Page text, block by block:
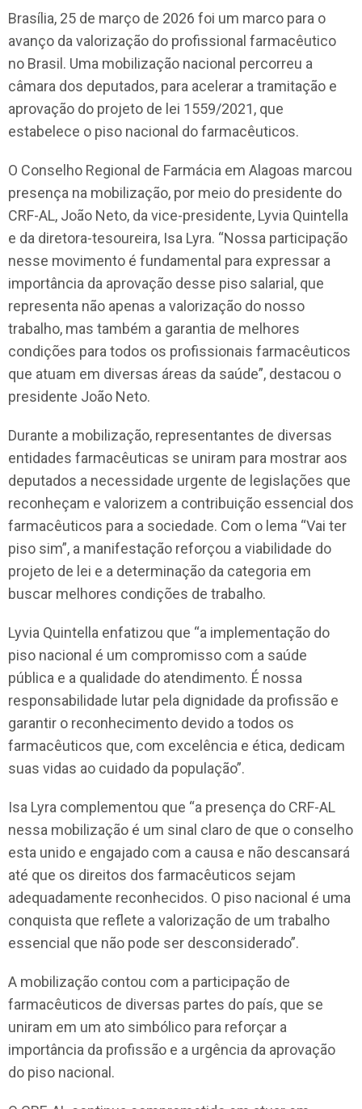
Brasília, 25 de março de 2026 foi um marco para o
avanço da valorização do profissional farmacêutico
no Brasil. Uma mobilização nacional percorreu a
câmara dos deputados, para acelerar a tramitação e
aprovação do projeto de lei 1559/2021, que
estabelece o piso nacional do farmacêuticos.
O Conselho Regional de Farmácia em Alagoas marcou
presença na mobilização, por meio do presidente do
CRF-AL, João Neto, da vice-presidente, Lyvia Quintella
e da diretora-tesoureira, Isa Lyra. “Nossa participação
nesse movimento é fundamental para expressar a
importância da aprovação desse piso salarial, que
representa não apenas a valorização do nosso
trabalho, mas também a garantia de melhores
condições para todos os profissionais farmacêuticos
que atuam em diversas áreas da saúde”, destacou o
presidente João Neto.
Durante a mobilização, representantes de diversas
entidades farmacêuticas se uniram para mostrar aos
deputados a necessidade urgente de legislações que
reconheçam e valorizem a contribuição essencial dos
farmacêuticos para a sociedade. Com o lema “Vai ter
piso sim”, a manifestação reforçou a viabilidade do
projeto de lei e a determinação da categoria em
buscar melhores condições de trabalho.
Lyvia Quintella enfatizou que “a implementação do
piso nacional é um compromisso com a saúde
pública e a qualidade do atendimento. É nossa
responsabilidade lutar pela dignidade da profissão e
garantir o reconhecimento devido a todos os
farmacêuticos que, com excelência e ética, dedicam
suas vidas ao cuidado da população”.
Isa Lyra complementou que “a presença do CRF-AL
nessa mobilização é um sinal claro de que o conselho
esta unido e engajado com a causa e não descansará
até que os direitos dos farmacêuticos sejam
adequadamente reconhecidos. O piso nacional é uma
conquista que reflete a valorização de um trabalho
essencial que não pode ser desconsiderado”.
A mobilização contou com a participação de
farmacêuticos de diversas partes do país, que se
uniram em um ato simbólico para reforçar a
importância da profissão e a urgência da aprovação
do piso nacional.